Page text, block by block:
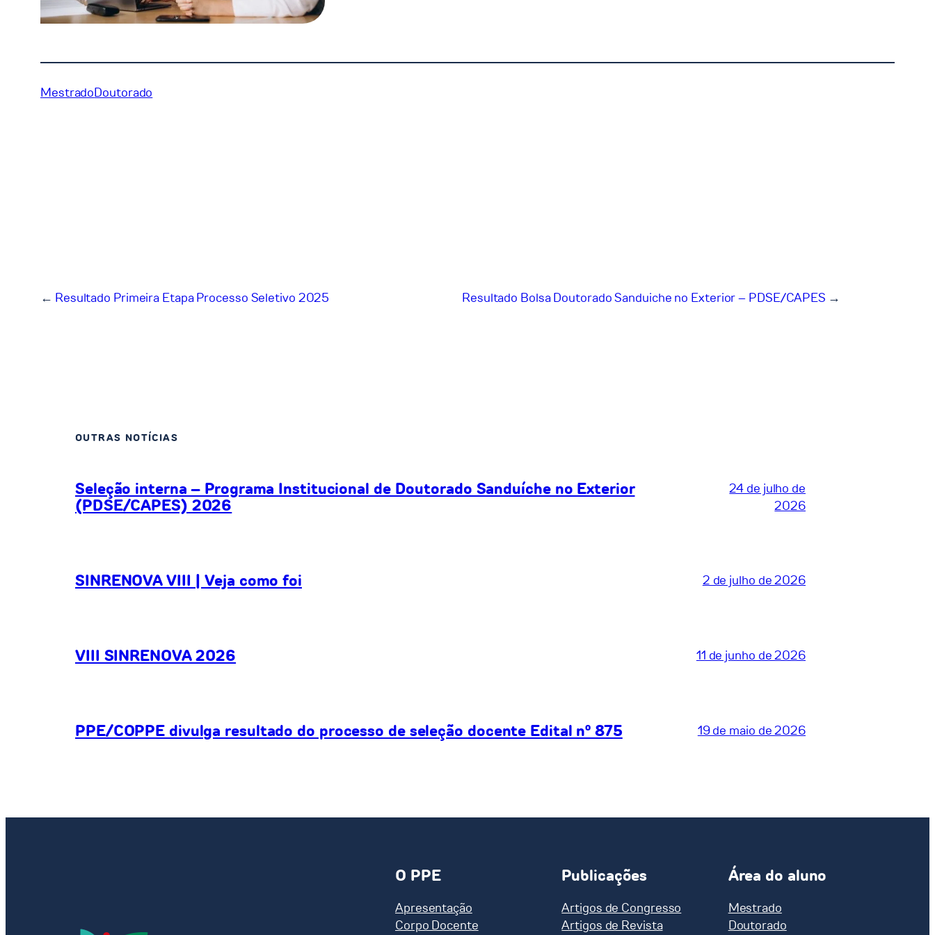
MestradoDoutorado
← Resultado Primeira Etapa Processo Seletivo 2025 Resultado Bolsa Doutorado Sanduiche no Exterior – PDSE/CAPES →
OUTRAS NOTÍCIAS
Seleção interna – Programa Institucional de Doutorado Sanduíche no Exterior
(PDSE/CAPES) 2026
24 de julho de
2026
SINRENOVA VIII | Veja como foi 2 de julho de 2026
VIII SINRENOVA 2026 11 de junho de 2026
PPE/COPPE divulga resultado do processo de seleção docente Edital nº 875 19 de maio de 2026
O PPE
Apresentação
Corpo Docente
Publicações
Artigos de Congresso
Artigos de Revista
Área do aluno
Mestrado
Doutorado